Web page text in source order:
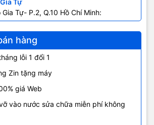
Tự
Tự- P.2, Q.10 Hồ Chí Minh:
hàng
lỗi 1 đổi 1
Zin tặng máy
giá Web
vào nước sửa chữa miễn phí không